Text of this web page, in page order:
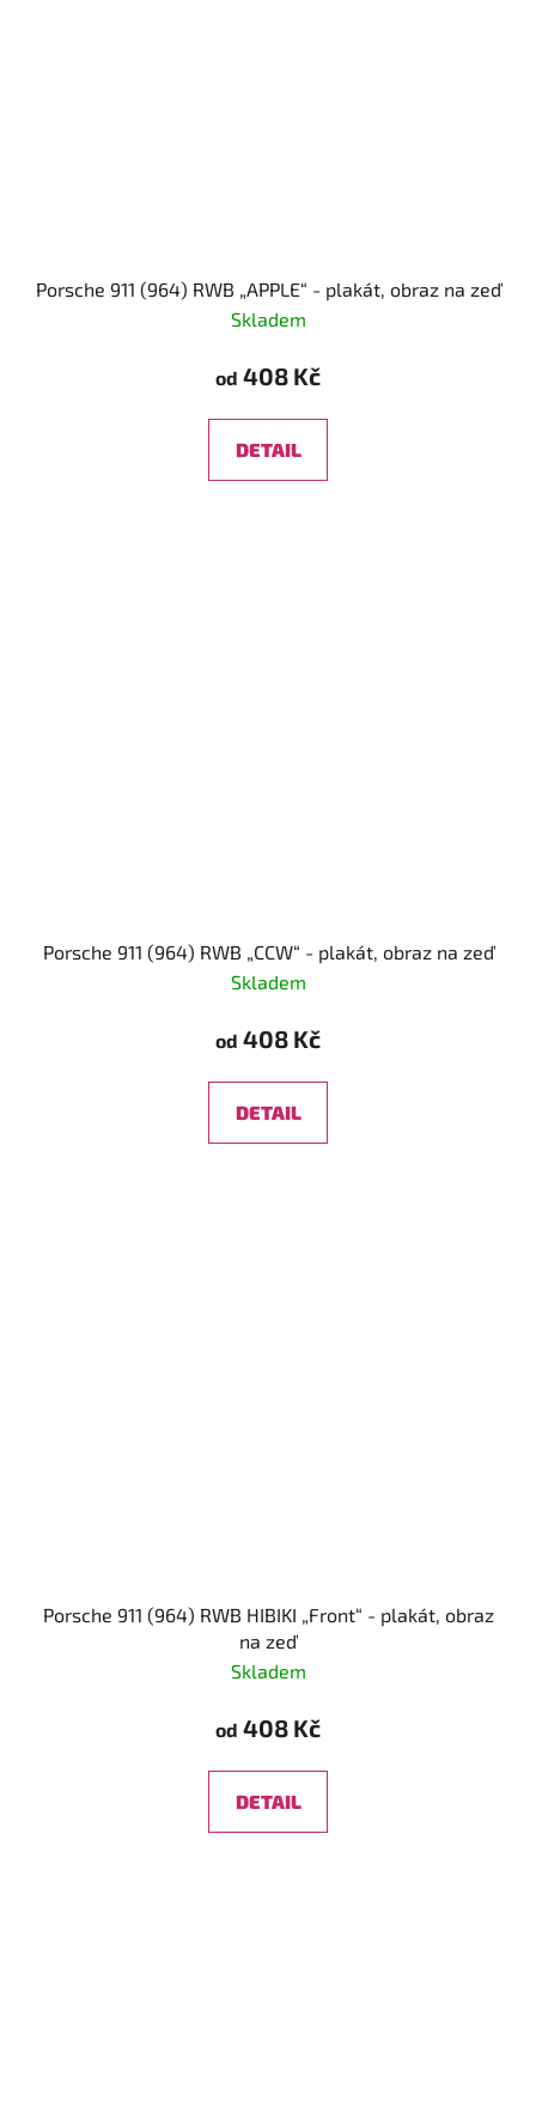
Porsche 911 (964) RWB „APPLE“ - plakát, obraz na zeď
Skladem
od 408 Kč
DETAIL
Porsche 911 (964) RWB „CCW“ - plakát, obraz na zeď
Skladem
od 408 Kč
DETAIL
Porsche 911 (964) RWB HIBIKI „Front“ - plakát, obraz
na zeď
Skladem
od 408 Kč
DETAIL